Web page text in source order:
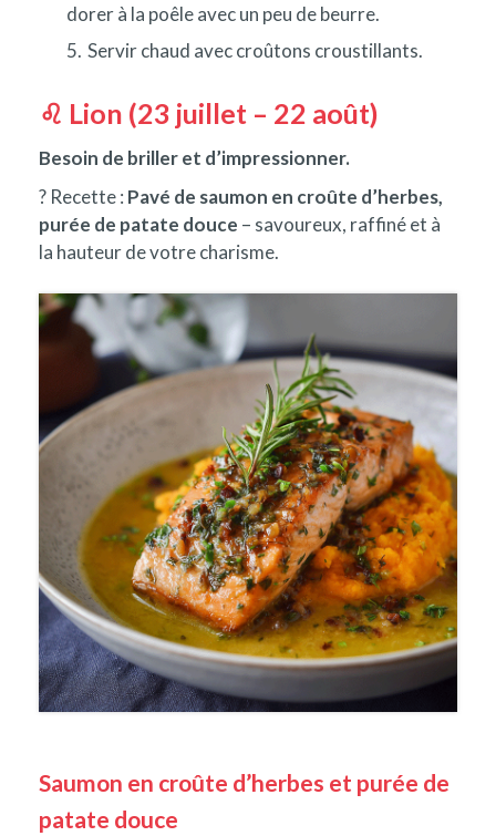
dorer à la poêle avec un peu de beurre.
Servir chaud avec croûtons croustillants.
♌ Lion (23 juillet – 22 août)
Besoin de briller et d’impressionner.
? Recette : Pavé de saumon en croûte d’herbes,
purée de patate douce – savoureux, raffiné et à
la hauteur de votre charisme.
Saumon en croûte d’herbes et purée de
patate douce